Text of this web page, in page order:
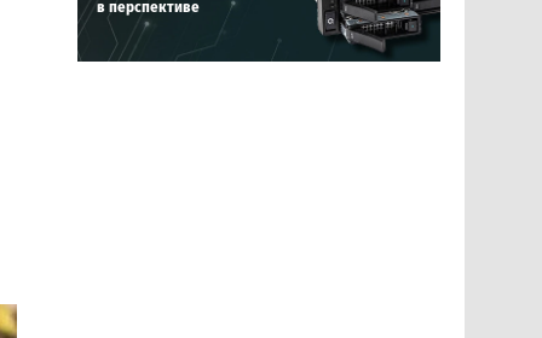
в перспективе